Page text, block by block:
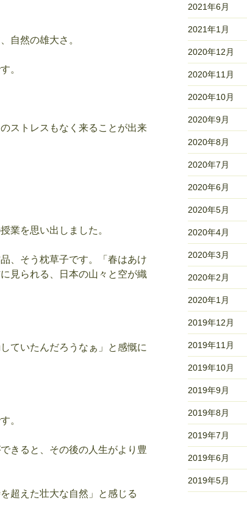
自然の雄大さ。
。
ストレスもなく来ることが出来
業を思い出しました。
、そう枕草子です。「春はあけ
見られる、日本の山々と空が織
ていたんだろうなぁ」と感慨に
。
きると、その後の人生がより豊
超えた壮大な自然」と感じる
2021年6月
2021年1月
2020年12月
2020年11月
2020年10月
2020年9月
2020年8月
2020年7月
2020年6月
2020年5月
2020年4月
2020年3月
2020年2月
2020年1月
2019年12月
2019年11月
2019年10月
2019年9月
2019年8月
2019年7月
2019年6月
2019年5月